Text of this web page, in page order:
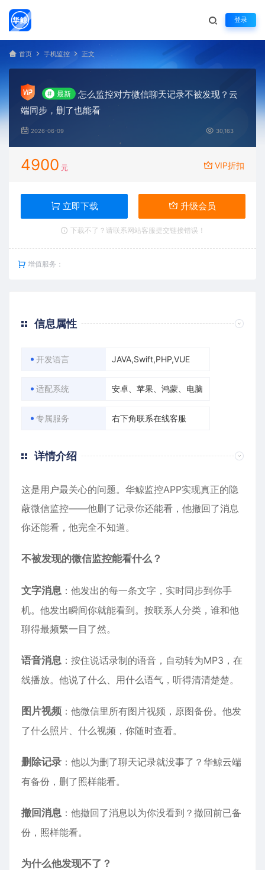
登录
首页 手机监控 正文
# 最新
怎么监控对方微信聊天记录不被发现？云
端同步，删了也能看
2026-06-09 30,163
4900 元 VIP折扣
立即下载 升级会员
下载不了？请联系网站客服提交链接错误！
增值服务：
信息属性
开发语言 JAVA,Swift,PHP,VUE
适配系统 安卓、苹果、鸿蒙、电脑
专属服务 右下角联系在线客服
详情介绍
这是用户最关心的问题。华鲸监控APP实现真正的隐
蔽微信监控——他删了记录你还能看，他撤回了消息
你还能看，他完全不知道。
不被发现的微信监控能看什么？
文字消息 ：他发出的每一条文字，实时同步到你手
机。他发出瞬间你就能看到。按联系人分类，谁和他
聊得最频繁一目了然。
语音消息 ：按住说话录制的语音，自动转为MP3，在
线播放。他说了什么、用什么语气，听得清清楚楚。
图片视频 ：他微信里所有图片视频，原图备份。他发
了什么照片、什么视频，你随时查看。
删除记录 ：他以为删了聊天记录就没事了？华鲸云端
有备份，删了照样能看。
撤回消息 ：他撤回了消息以为你没看到？撤回前已备
份，照样能看。
为什么他发现不了？